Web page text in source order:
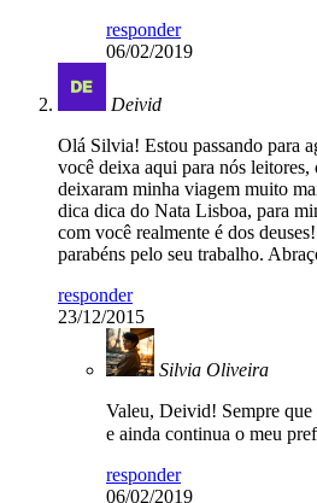
responder
06/02/2019
Deivid
Olá Silvia! Estou passando para
você deixa aqui para nós leitores,
deixaram minha viagem muito
dica dica do Nata Lisboa, para
com você realmente é dos
parabéns pelo seu trabalho.
responder
23/12/2015
Silvia Oliveira
Valeu, Deivid! Sempre
e ainda continua o meu
responder
06/02/2019